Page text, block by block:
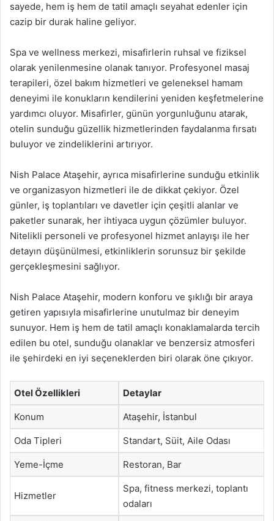
sayede, hem iş hem de tatil amaçlı seyahat edenler için
cazip bir durak haline geliyor.
Spa ve wellness merkezi, misafirlerin ruhsal ve fiziksel
olarak yenilenmesine olanak tanıyor. Profesyonel masaj
terapileri, özel bakım hizmetleri ve geleneksel hamam
deneyimi ile konukların kendilerini yeniden keşfetmelerine
yardımcı oluyor. Misafirler, günün yorgunluğunu atarak,
otelin sunduğu güzellik hizmetlerinden faydalanma fırsatı
buluyor ve zindeliklerini artırıyor.
Nish Palace Ataşehir, ayrıca misafirlerine sunduğu etkinlik
ve organizasyon hizmetleri ile de dikkat çekiyor. Özel
günler, iş toplantıları ve davetler için çeşitli alanlar ve
paketler sunarak, her ihtiyaca uygun çözümler buluyor.
Nitelikli personeli ve profesyonel hizmet anlayışı ile her
detayın düşünülmesi, etkinliklerin sorunsuz bir şekilde
gerçekleşmesini sağlıyor.
Nish Palace Ataşehir, modern konforu ve şıklığı bir araya
getiren yapısıyla misafirlerine unutulmaz bir deneyim
sunuyor. Hem iş hem de tatil amaçlı konaklamalarda tercih
edilen bu otel, sunduğu olanaklar ve benzersiz atmosferi
ile şehirdeki en iyi seçeneklerden biri olarak öne çıkıyor.
Otel Özellikleri Detaylar
Konum Ataşehir, İstanbul
Oda Tipleri Standart, Süit, Aile Odası
Yeme-İçme Restoran, Bar
Hizmetler
Spa, fitness merkezi, toplantı
odaları